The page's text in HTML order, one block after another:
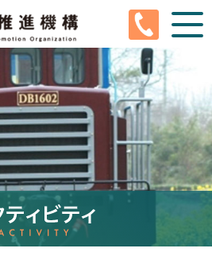
Ko Tw Cn
高森町とは
光推進機構とは
観光情報
トカレンダー